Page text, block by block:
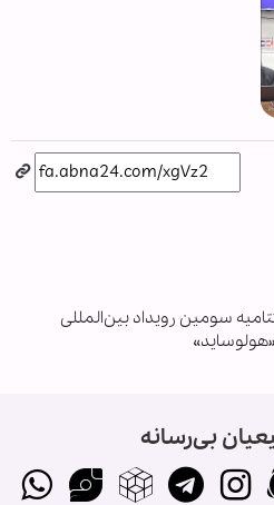
سومین رویداد بین‌المللی
بی‌رسانه